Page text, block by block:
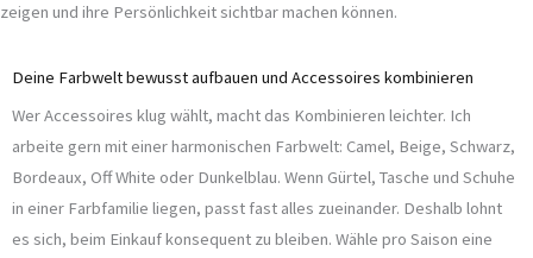
zeigen und ihre Persönlichkeit sichtbar machen können.
Deine Farbwelt bewusst aufbauen und Accessoires kombinieren
Wer Accessoires klug wählt, macht das Kombinieren leichter. Ich
arbeite gern mit einer harmonischen Farbwelt: Camel, Beige, Schwarz,
Bordeaux, Off White oder Dunkelblau. Wenn Gürtel, Tasche und Schuhe
in einer Farbfamilie liegen, passt fast alles zueinander. Deshalb lohnt
es sich, beim Einkauf konsequent zu bleiben. Wähle pro Saison eine